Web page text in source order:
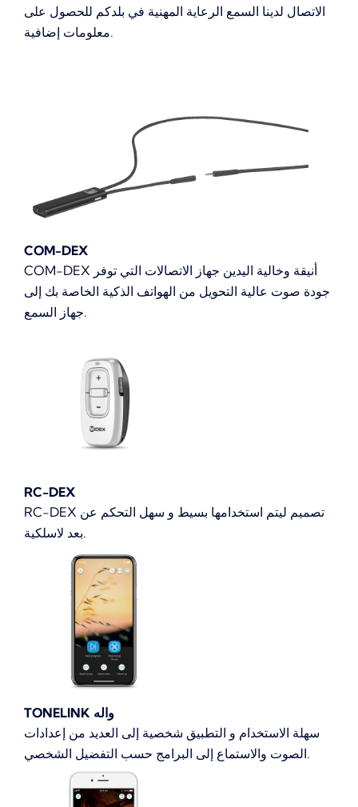
الاتصال لدينا السمع الرعاية المهنية في بلدكم للحصول على
معلومات إضافية.
COM-DEX
COM-DEX أنيقة وخالية اليدين جهاز الاتصالات التي توفر
جودة صوت عالية التحويل من الهواتف الذكية الخاصة بك إلى
جهاز السمع.
RC-DEX
RC-DEX تصميم ليتم استخدامها بسيط و سهل التحكم عن
بعد لاسلكية.
TONELINK واله
سهلة الاستخدام و التطبيق شخصية إلى العديد من إعدادات
الصوت والاستماع إلى البرامج حسب التفضيل الشخصي.